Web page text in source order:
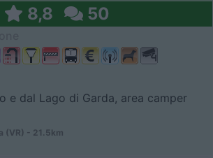
8,8 50
e dal Lago di Garda, area camper
(VR) - 21.5km